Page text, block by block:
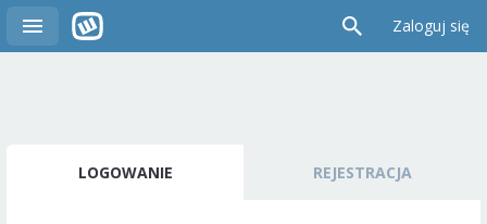
Zaloguj się
LOGOWANIE REJESTRACJA